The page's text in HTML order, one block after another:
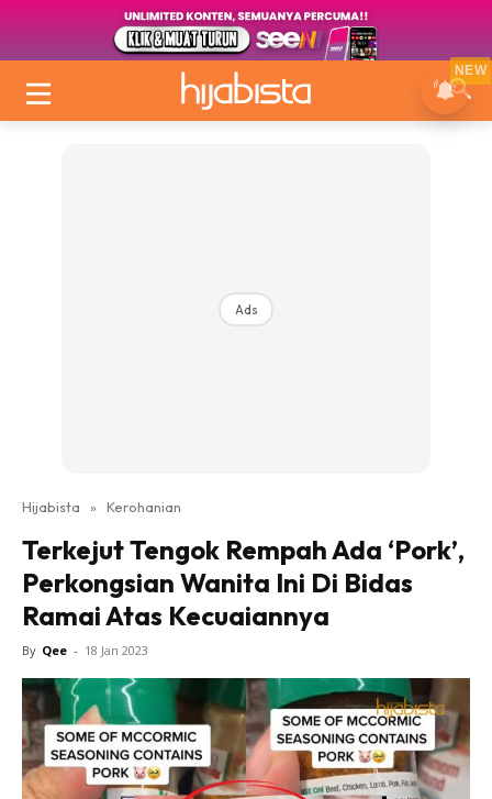
Ads
Hijabista » Kerohanian
Terkejut Tengok Rempah Ada ‘Pork’,
Perkongsian Wanita Ini Di Bidas
Ramai Atas Kecuaiannya
By Qee - 18 Jan 2023
NEW